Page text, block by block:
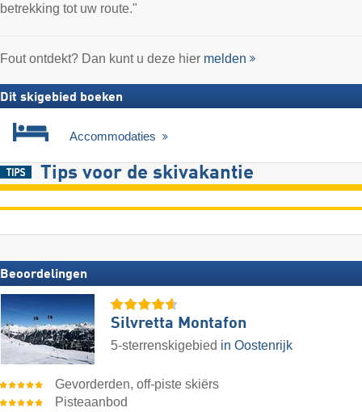
betrekking tot uw route."
Fout ontdekt? Dan kunt u deze hier melden
Dit skigebied boeken
Accommodaties
Tips voor de skivakantie
Beoordelingen
Silvretta Montafon
5-sterrenskigebied in Oostenrijk
Gevorderden, off-piste skiërs
Pisteaanbod